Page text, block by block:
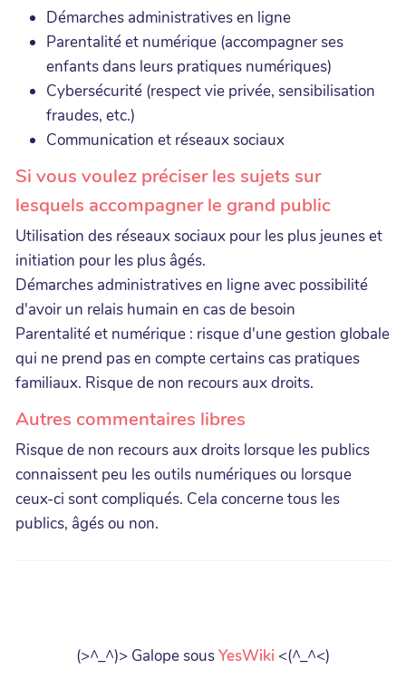
Démarches administratives en ligne
Parentalité et numérique (accompagner ses
enfants dans leurs pratiques numériques)
Cybersécurité (respect vie privée, sensibilisation
fraudes, etc.)
Communication et réseaux sociaux
Si vous voulez préciser les sujets sur
lesquels accompagner le grand public
Utilisation des réseaux sociaux pour les plus jeunes et
initiation pour les plus âgés.
Démarches administratives en ligne avec possibilité
d'avoir un relais humain en cas de besoin
Parentalité et numérique : risque d'une gestion globale
qui ne prend pas en compte certains cas pratiques
familiaux. Risque de non recours aux droits.
Autres commentaires libres
Risque de non recours aux droits lorsque les publics
connaissent peu les outils numériques ou lorsque
ceux-ci sont compliqués. Cela concerne tous les
publics, âgés ou non.
(>^_^)> Galope sousYesWiki <(^_^<)